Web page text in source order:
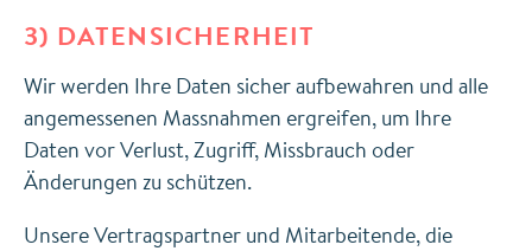
3) DATENSICHERHEIT
Wir werden Ihre Daten sicher aufbewahren und alle
angemessenen Massnahmen ergreifen, um Ihre
Daten vor Verlust, Zugriff, Missbrauch oder
Änderungen zu schützen.
Unsere Vertragspartner und Mitarbeitende, die